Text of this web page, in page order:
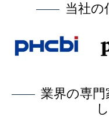
当社の
業界の専